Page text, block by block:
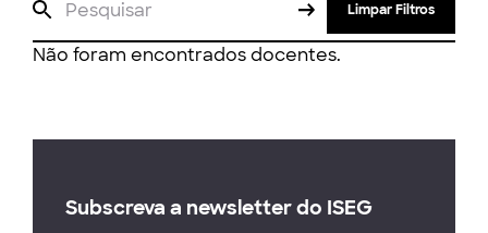
Limpar Filtros
Não foram encontrados docentes.
Subscreva a newsletter do ISEG